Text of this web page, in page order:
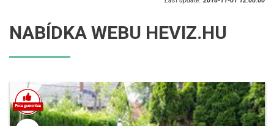
NABÍDKA WEBU HEVIZ.HU